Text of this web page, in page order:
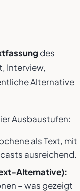
des
Interview,
Alternative
Ausbaustufen:
als Text, mit
ausreichend.
Alternative):
– was gezeigt